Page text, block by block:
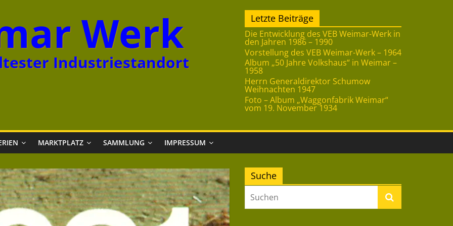
Werk
Industriestandort
Letzte Beiträge
Die Entwicklung des VEB Weimar-Werk in
den Jahren 1986 – 1990
Vorstellung des VEB Weimar-Werk – 1964
Album „50 Jahre Volkshaus“ in Weimar –
1958
Herrn Generaldirektor Schumow
Weihnachten 1947
Foto – Album „Waggonfabrik Weimar“
vom 19. November 1934
MARKTPLATZ SAMMLUNG IMPRESSUM
Suche